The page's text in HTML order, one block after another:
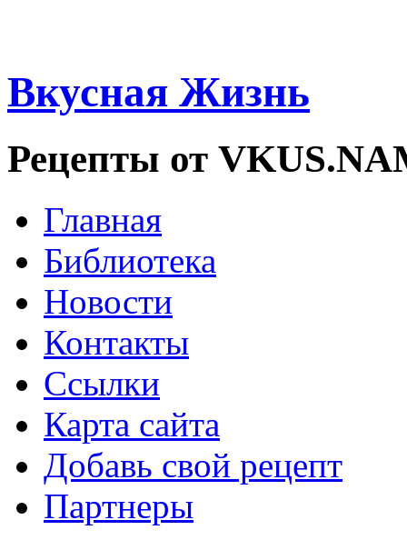
Вкусная Жизнь
Рецепты от
Главная
Библиотека
Новости
Контакты
Ссылки
Карта сайта
Добавь свой рецепт
Партнеры